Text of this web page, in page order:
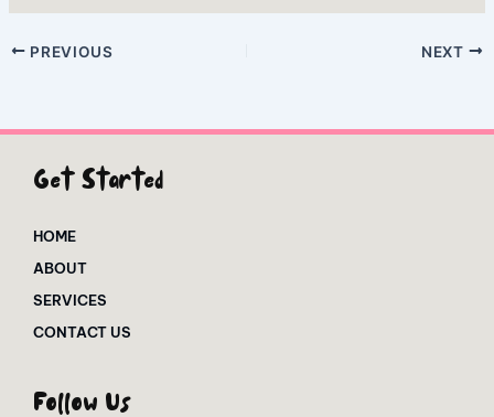
PREVIOUS NEXT
Get Started
HOME
ABOUT
SERVICES
CONTACT US
Follow Us